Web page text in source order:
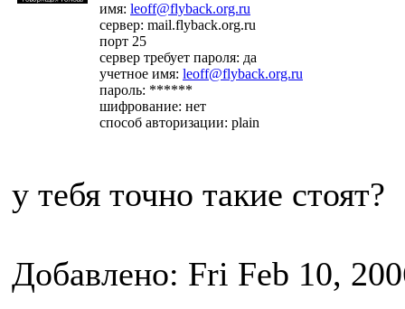
имя: leoff@flyback.org.ru
сервер: mail.flyback.org.ru
порт 25
сервер требует пароля: да
учетное имя: leoff@flyback.org.ru
пароль: ******
шифрование: нет
способ авторизации: plain
у тебя точно такие стоят?
Добавлено: Fri Feb 10,